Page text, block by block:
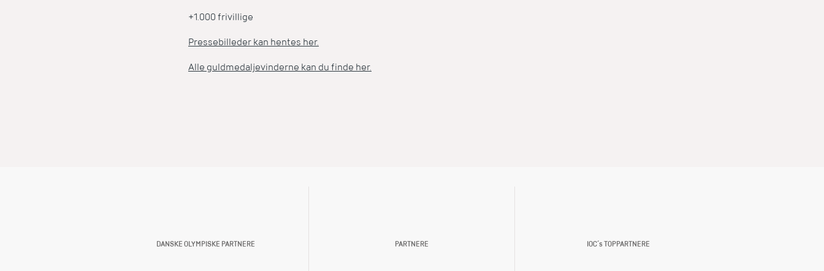
+1.000 frivillige
Pressebilleder kan hentes her.
Alle guldmedaljevinderne kan du finde her.
DANSKE OLYMPISKE PARTNERE PARTNERE IOC´s TOPPARTNERE